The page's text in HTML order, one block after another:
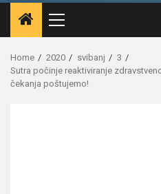
Primary
Menu
Home 2020 svibanj
3
Sutra počinje reaktiviranje
čekanja poštujemo!